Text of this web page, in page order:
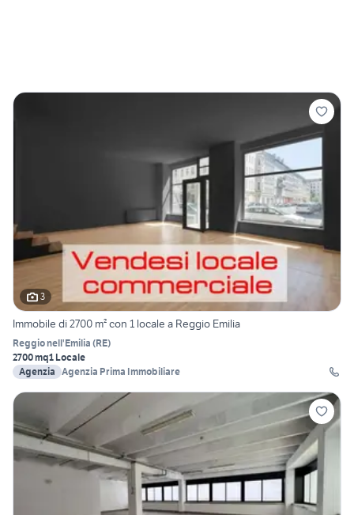
3
Immobile di 2700 m² con 1 locale a Reggio Emilia
Reggio nell'Emilia (RE)
2700 mq1 Locale
Agenzia Agenzia Prima Immobiliare